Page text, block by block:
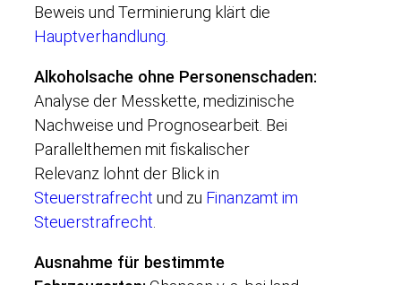
Beweis und Terminierung klärt die
Hauptverhandlung
Alkoholsache ohne Personenschaden:
Analyse der Messkette, medizinische
Nachweise und Prognosearbeit. Bei
Parallelthemen mit fiskalischer
Relevanz lohnt der Blick in
Steuerstrafrecht und zu Finanzamt im
Steuerstrafrecht
Ausnahme für bestimmte